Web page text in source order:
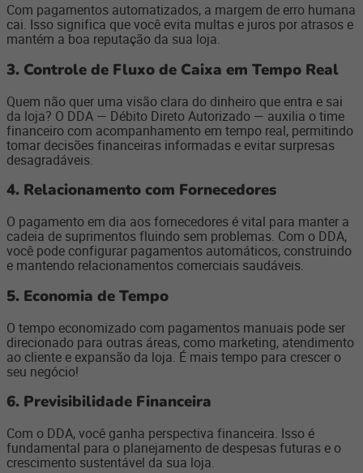
Com pagamentos automatizados, a margem de erro humana
cai. Isso significa que você evita multas e juros por atrasos e
mantém a boa reputação da sua loja.
3. Controle de Fluxo de Caixa em Tempo Real
Quem não quer uma visão clara do dinheiro que entra e sai
da loja? O DDA — Débito Direto Autorizado — auxilia o time
financeiro com acompanhamento em tempo real, permitindo
tomar decisões financeiras informadas e evitar surpresas
desagradáveis.
4. Relacionamento com Fornecedores
O pagamento em dia aos fornecedores é vital para manter a
cadeia de suprimentos fluindo sem problemas. Com o DDA,
você pode configurar pagamentos automáticos, construindo
e mantendo relacionamentos comerciais saudáveis.
5. Economia de Tempo
O tempo economizado com pagamentos manuais pode ser
direcionado para outras áreas, como marketing, atendimento
ao cliente e expansão da loja. É mais tempo para crescer o
seu negócio!
6. Previsibilidade Financeira
Com o DDA, você ganha perspectiva financeira. Isso é
fundamental para o planejamento de despesas futuras e o
crescimento sustentável da sua loja.